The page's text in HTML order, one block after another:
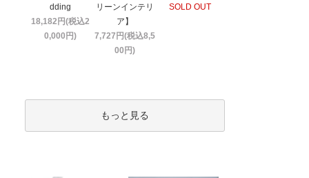
dding
18,182円(税込2
0,000円)
リーンインテリ
ア】
7,727円(税込8,5
00円)
SOLD OUT
もっと見る